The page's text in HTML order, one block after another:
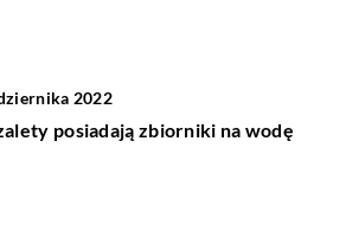
2022
posiadają zbiorniki na wodę